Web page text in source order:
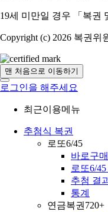
19세 미만일 경우 「복권
Copyright (c) 2026 복권위
맨 처음으로 이동하기
로그인을 해주세요
최근이용메뉴
추첨식 복권
로또6/45
바로구매
로또6/45
추첨 결
통계
연금복권720+